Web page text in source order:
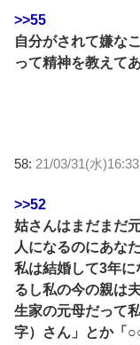
>>55
自分がされて嫌な
って精神を教えて
58: 21/03/31(水
>>52
姑さんはまだまだ
人になるのにあな
私は結婚して3年
るし私の今の親は
生家の元母だって
字）さん」とか「